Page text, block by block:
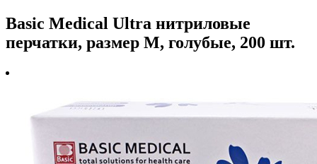
Basic Medical Ultra нитриловые
перчатки, размер M, голубые, 200 шт.